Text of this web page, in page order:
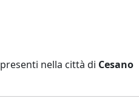
presenti nella città di Cesano